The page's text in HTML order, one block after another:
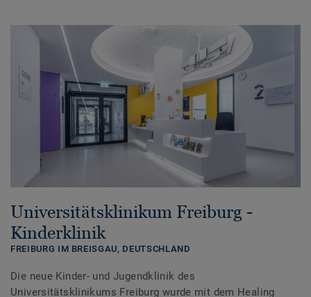
Universitätsklinikum Freiburg -
Kinderklinik
FREIBURG IM BREISGAU, DEUTSCHLAND
Die neue Kinder- und Jugendklinik des
Universitätsklinikums Freiburg wurde mit dem Healing